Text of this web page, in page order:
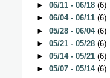
► 06/11 - 06/18 (6)
► 06/04 - 06/11 (6)
► 05/28 - 06/04 (6)
► 05/21 - 05/28 (6)
► 05/14 - 05/21 (6)
► 05/07 - 05/14 (6)